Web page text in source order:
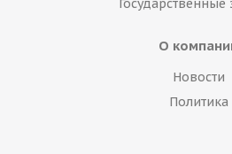
Государственные
О
Новости
Политика